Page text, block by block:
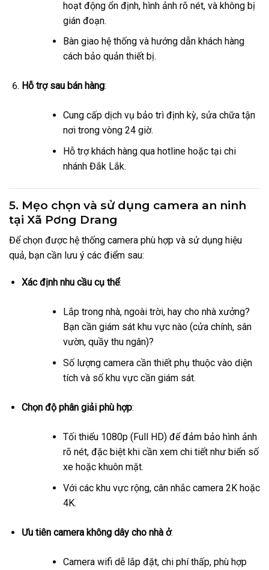
hoạt động ổn định, hình ảnh rõ nét, và không bị
gián đoạn.
Bàn giao hệ thống và hướng dẫn khách hàng
cách bảo quản thiết bị.
Hỗ trợ sau bán hàng:
Cung cấp dịch vụ bảo trì định kỳ, sửa chữa tận
nơi trong vòng 24 giờ.
Hỗ trợ khách hàng qua hotline hoặc tại chi
nhánh Đắk Lắk.
5. Mẹo chọn và sử dụng camera an ninh
tại Xã Pơng Drang
Để chọn được hệ thống camera phù hợp và sử dụng hiệu
quả, bạn cần lưu ý các điểm sau:
Xác định nhu cầu cụ thể:
Lắp trong nhà, ngoài trời, hay cho nhà xưởng?
Bạn cần giám sát khu vực nào (cửa chính, sân
vườn, quầy thu ngân)?
Số lượng camera cần thiết phụ thuộc vào diện
tích và số khu vực cần giám sát.
Chọn độ phân giải phù hợp:
Tối thiểu 1080p (Full HD) để đảm bảo hình ảnh
rõ nét, đặc biệt khi cần xem chi tiết như biển số
xe hoặc khuôn mặt.
Với các khu vực rộng, cân nhắc camera 2K hoặc
4K.
Ưu tiên camera không dây cho nhà ở:
Camera wifi dễ lắp đặt, chi phí thấp, phù hợp